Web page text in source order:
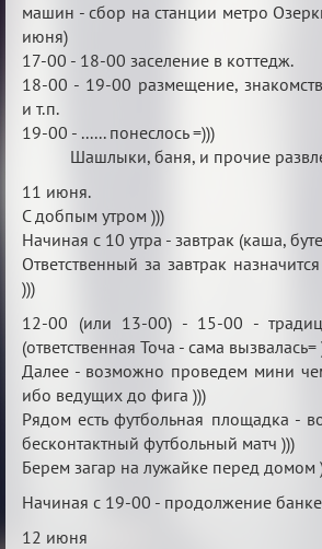
машин - сбор на станции метро
июня)
17-00 - 18-00 заселение в коттедж.
18-00 - 19-00 размещение,
и т.п.
19-00 - ...... понеслось =)))
Шашлыки, баня, и прочие
11 июня.
С добпым утром )))
Начиная с 10 утра - завтрак (каша,
Ответственный за завтрак
)))
12-00 (или 13-00) - 15-00 -
(ответственная Точа - сама вызвалась=
Далее - возможно проведем мини
ибо ведущих до фига )))
Рядом есть футбольная площадка -
бесконтактный футбольный матч )))
Берем загар на лужайке перед домом
Начиная с 19-00 - продолжение
12 июня